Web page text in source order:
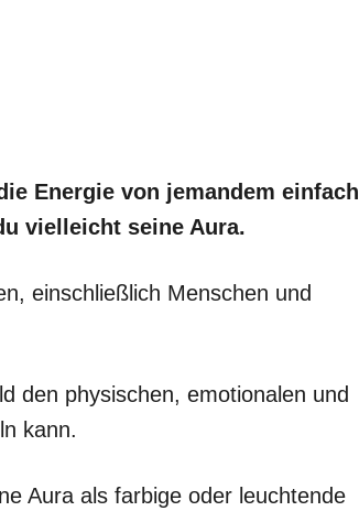
Energie von jemandem einfach
vielleicht seine Aura.
einschließlich Menschen und
den physischen, emotionalen und
kann.
Aura als farbige oder leuchtende